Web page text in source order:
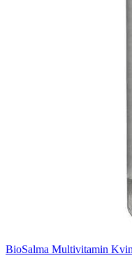
BioSalma Multivitamin